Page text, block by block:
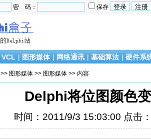
密 码： 保存
VCL | 图形媒体 | 网络通讯 | 基础算法 | 硬件系
>> 图形媒体 >> 图形媒体 >> 内容
Delphi将位图颜色
时间：2011/9/3 15:03:00 点击